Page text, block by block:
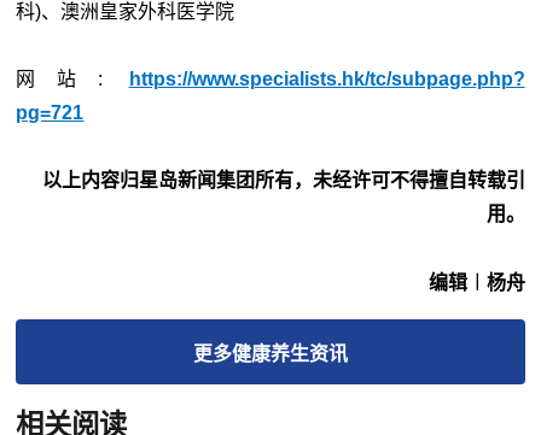
科)、澳洲皇家外科医学院
网站:
https://www.specialists.hk/tc/subpage.php?
pg=721
以上内容归星岛新闻集团所有，未经许可不得擅自转载引
用。
编辑︱杨舟
更多健康养生资讯
相关阅读